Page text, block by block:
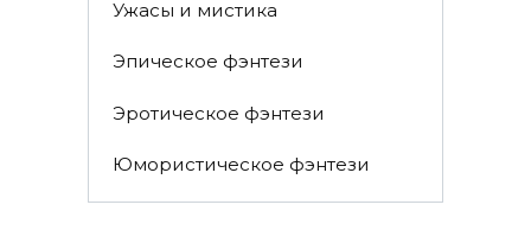
Ужасы и мистика
Эпическое фэнтези
Эротическое фэнтези
Юмористическое фэнтези